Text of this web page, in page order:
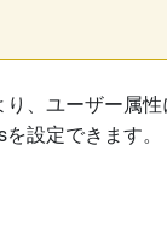
、ユーザー属性
設定できます。